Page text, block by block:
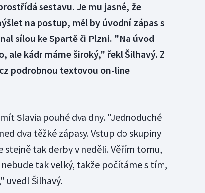
sestavu. Je mu jasné, že
na postup, měl by úvodní zápas s
sílou ke Spartě či Plzni. "Na úvod
ale kádr máme široký," řekl Šilhavý. Z
podrobnou textovou on-line
Slavia pouhé dva dny. "Jednoduché
dva těžké zápasy. Vstup do skupiny
stejně tak derby v neděli. Věřím tomu,
tak velký, takže počítáme s tím,
uvedl Šilhavý.